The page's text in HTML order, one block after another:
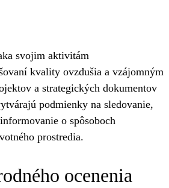
svojim aktivitám
kvality ovzdušia a vzájomným
a strategických dokumentov
podmienky na sledovanie,
o spôsoboch
prostredia.
ocenenia